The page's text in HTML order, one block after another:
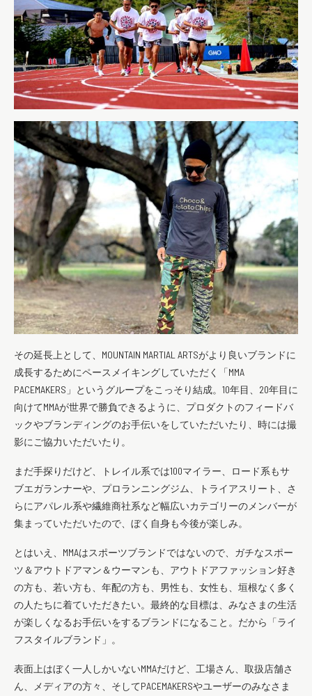
その延長上として、MOUNTAIN MARTIAL ARTSがより良いブランドに
成長するためにペースメイキングしていただく「MMA
PACEMAKERS」というグループをこっそり結成。10年目、20年目に
向けてMMAが世界で勝負できるように、プロダクトのフィードバ
ックやブランディングのお手伝いをしていただいたり、時には撮
影にご協力いただいたり。
まだ手探りだけど、トレイル系では100マイラー、ロード系もサ
ブエガランナーや、プロランニングジム、トライアスリート、さ
らにアパレル系や繊維商社系など幅広いカテゴリーのメンバーが
集まっていただいたので、ぼく自身も今後が楽しみ。
とはいえ、MMAはスポーツブランドではないので、ガチなスポー
ツ＆アウトドアマン＆ウーマンも、アウトドアファッション好き
の方も、若い方も、年配の方も、男性も、女性も、垣根なく多く
の人たちに着ていただきたい。最終的な目標は、みなさまの生活
が楽しくなるお手伝いをするブランドになること。だから「ライ
フスタイルブランド」。
表面上はぼく一人しかいないMMAだけど、工場さん、取扱店舗さ
ん、メディアの方々、そしてPACEMAKERSやユーザーのみなさま